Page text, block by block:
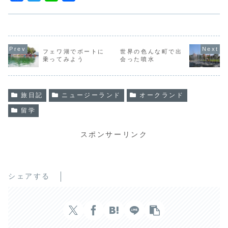
e
b
o
o
k
t
t
e
r
e
フェワ湖でボートに
乗ってみよう
世界の色んな町で出
会った噴水
旅日記 ニュージーランド オークランド
留学
スポンサーリンク
シェアする